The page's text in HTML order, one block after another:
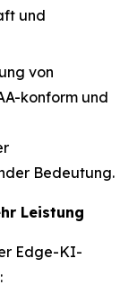
und
von
konform und
Bedeutung.
Leistung
Edge-KI-